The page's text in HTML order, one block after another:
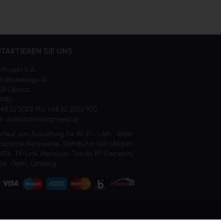
SIE UNS
S.A.
10
Gliwice
32 3022 910, +48 32 3022 920
orders[at]interprojekt.pl
von Ausrüstung für Wi-Fi-, LAN-, WAN-
Netzwerke. Distributor von Ubiquiti,
TP-Link, Mercusys, Tenda, RF Elements,
Optic, Lanberg.